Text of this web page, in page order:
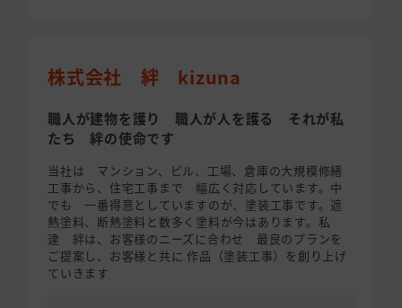
株式会社 絆 kizuna
職人が建物を護り 職人が人を護る それが私
たち 絆の使命です
当社は マンション、ビル、工場、倉庫の大規模修繕
工事から、住宅工事まで 幅広く対応しています。中
でも 一番得意としていますのが、塗装工事です。遮
熱塗料、断熱塗料と数多く塗料が今はあります。私
達 絆は、お客様のニーズに合わせ 最良のプランを
ご提案し、お客様と共に 作品（塗装工事）を創り上げ
ていきます